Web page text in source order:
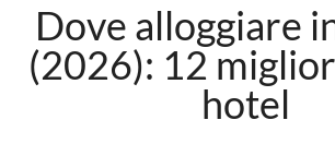
Dove alloggiare
(2026): 12
hotel